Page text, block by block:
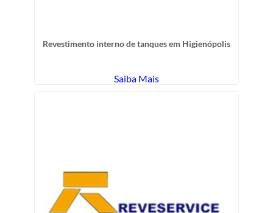
Revestimento interno de tanques em Higienópolis
Saiba Mais